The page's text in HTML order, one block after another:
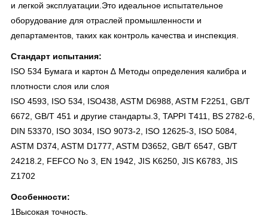
и легкой эксплуатации.Это идеальное испытательное
оборудование для отраслей промышленности и
департаментов, таких как контроль качества и инспекция.
Стандарт испытания:
ISO 534 Бумага и картон ∆ Методы определения калибра и
плотности слоя или слоя
ISO 4593, ISO 534, ISO438, ASTM D6988, ASTM F2251, GB/T
6672, GB/T 451 и другие стандарты.3, TAPPI T411, BS 2782-6,
DIN 53370, ISO 3034, ISO 9073-2, ISO 12625-3, ISO 5084,
ASTM D374, ASTM D1777, ASTM D3652, GB/T 6547, GB/T
24218.2, FEFCO No 3, EN 1942, JIS K6250, JIS K6783, JIS
Z1702
Особенности:
1Высокая точность.